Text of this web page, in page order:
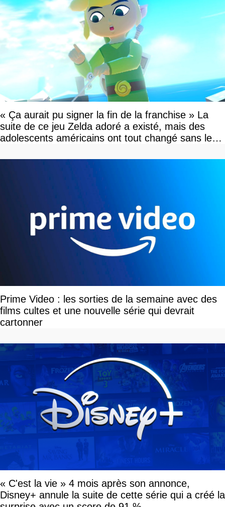
« Ça aurait pu signer la fin de la franchise » La
suite de ce jeu Zelda adoré a existé, mais des
adolescents américains ont tout changé sans le
Prime Video : les sorties de la semaine avec des
films cultes et une nouvelle série qui devrait
cartonner
« C'est la vie » 4 mois après son annonce,
Disney+ annule la suite de cette série qui a créé la